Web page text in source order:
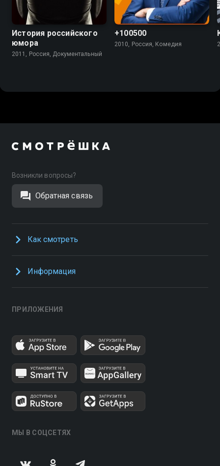
4.5
История российского
юмора
2011, Россия, Документальный
5.5 4.5
+100500
2010, Россия, Комедия
Возникли вопросы?
Обратная связь
Как смотреть
Информация
ПРИЛОЖЕНИЯ
МЫ В СОЦСЕТЯХ